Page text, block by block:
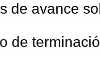
de avance
de